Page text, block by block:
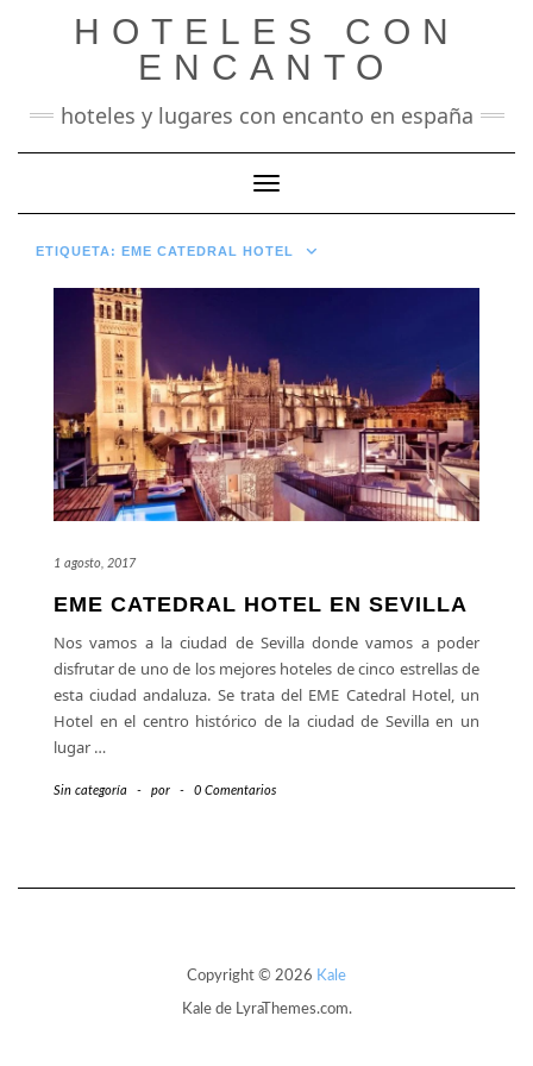
HOTELES CON
ENCANTO
hoteles y lugares con encanto en españa
Cambiar modo de navegación
ETIQUETA: EME CATEDRAL HOTEL
1 agosto, 2017
EME CATEDRAL HOTEL EN SEVILLA
Nos vamos a la ciudad de Sevilla donde vamos a poder
disfrutar de uno de los mejores hoteles de cinco estrellas de
esta ciudad andaluza. Se trata del EME Catedral Hotel, un
Hotel en el centro histórico de la ciudad de Sevilla en un
lugar …
Sin categoría - por - 0 Comentarios
Copyright © 2026 Kale
Kalede LyraThemes.com.